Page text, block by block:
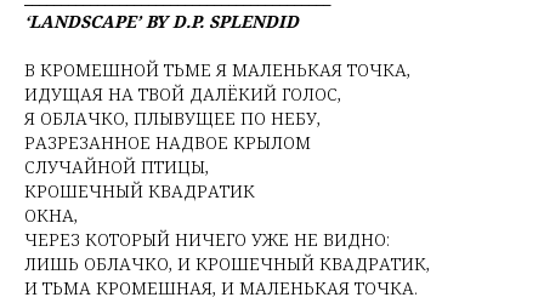
‘LANDSCAPE’ BY D.P. SPLENDID
В КРОМЕШНОЙ ТЬМЕ Я МАЛЕНЬКАЯ ТОЧКА,
ИДУЩАЯ НА ТВОЙ ДАЛЁКИЙ ГОЛОС,
Я ОБЛАЧКО, ПЛЫВУЩЕЕ ПО НЕБУ,
РАЗРЕЗАННОЕ НАДВОЕ КРЫЛОМ
СЛУЧАЙНОЙ ПТИЦЫ,
КРОШЕЧНЫЙ КВАДРАТИК
ОКНА,
ЧЕРЕЗ КОТОРЫЙ НИЧЕГО УЖЕ НЕ ВИДНО:
ЛИШЬ ОБЛАЧКО, И КРОШЕЧНЫЙ КВАДРАТИК,
И ТЬМА КРОМЕШНАЯ, И МАЛЕНЬКАЯ ТОЧКА.